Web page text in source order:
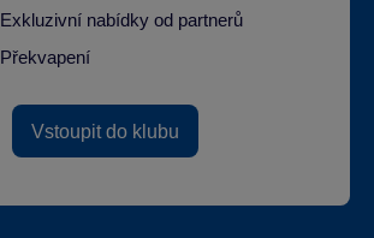
Exkluzivní nabídky od partnerů
Překvapení
Vstoupit do klubu